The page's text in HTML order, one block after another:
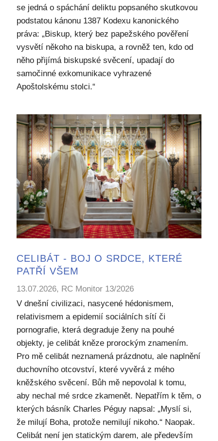
se jedná o spáchání deliktu popsaného skutkovou
podstatou kánonu 1387 Kodexu kanonického
práva: „Biskup, který bez papežského pověření
vysvětí někoho na biskupa, a rovněž ten, kdo od
něho přijímá biskupské svěcení, upadají do
samočinné exkomunikace vyhrazené
Apoštolskému stolci.“
CELIBÁT - BOJ O SRDCE, KTERÉ
PATŘÍ VŠEM
13.07.2026, RC Monitor 13/2026
V dnešní civilizaci, nasycené hédonismem,
relativismem a epidemií sociálních sítí či
pornografie, která degraduje ženy na pouhé
objekty, je celibát kněze prorockým znamením.
Pro mě celibát neznamená prázdnotu, ale naplnění
duchovního otcovství, které vyvěrá z mého
kněžského svěcení. Bůh mě nepovolal k tomu,
aby nechal mé srdce zkamenět. Nepatřím k těm, o
kterých básník Charles Péguy napsal: „Myslí si,
že milují Boha, protože nemilují nikoho.“ Naopak.
Celibát není jen statickým darem, ale především